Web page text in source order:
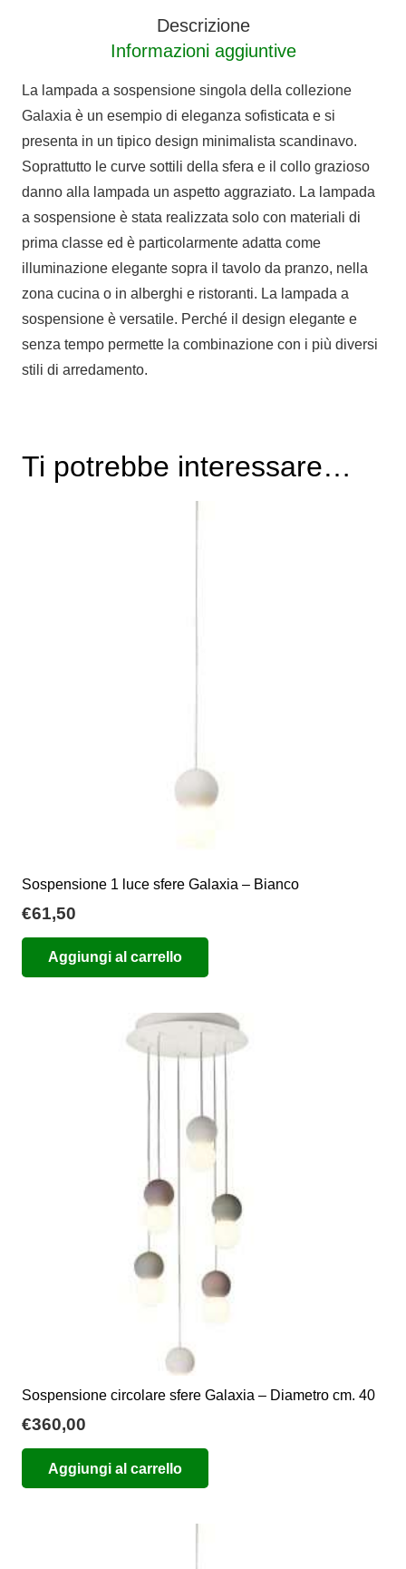
Descrizione
Informazioni aggiuntive
La lampada a sospensione singola della collezione
Galaxia è un esempio di eleganza sofisticata e si
presenta in un tipico design minimalista scandinavo.
Soprattutto le curve sottili della sfera e il collo grazioso
danno alla lampada un aspetto aggraziato. La lampada
a sospensione è stata realizzata solo con materiali di
prima classe ed è particolarmente adatta come
illuminazione elegante sopra il tavolo da pranzo, nella
zona cucina o in alberghi e ristoranti. La lampada a
sospensione è versatile. Perché il design elegante e
senza tempo permette la combinazione con i più diversi
stili di arredamento.
Ti potrebbe interessare…
Sospensione 1 luce sfere Galaxia – Bianco
€61,50
Aggiungi al carrello
Sospensione circolare sfere Galaxia – Diametro cm. 40
€360,00
Aggiungi al carrello